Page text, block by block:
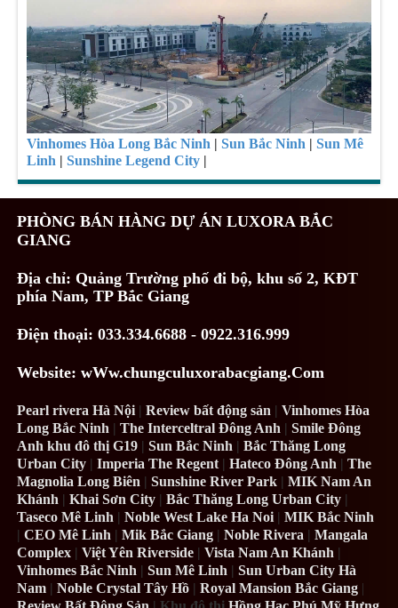
Vinhomes Hòa Long Bắc Ninh |Sun Bắc Ninh |Sun Mê
Linh |Sunshine Legend City |
PHÒNG BÁN HÀNG DỰ ÁN LUXORA BẮC
GIANG
Địa chỉ:Quảng Trường phố đi bộ, khu số 2, KĐT
phía Nam, TP Bắc Giang
Điện thoại: 033.334.6688 - 0922.316.999
Website: wWw.chungculuxorabacgiang.Com
Pearl rivera Hà Nội |Review bất động sản |Vinhomes Hòa
Long Bắc Ninh |The Interceltral Đông Anh |Smile Đông
Anh khu đô thị G19 |Sun Bắc Ninh |Bắc Thăng Long
Urban City |Imperia The Regent |Hateco Đông Anh |The
Magnolia Long Biên |Sunshine River Park |MIK Nam An
Khánh |Khai Sơn City |Bắc Thăng Long Urban City |
Taseco Mê Linh |Noble West Lake Ha Noi | MIK Bắc Ninh
|CEO Mê Linh |Mik Bắc Giang |Noble Rivera |Mangala
Complex |Việt Yên Riverside |Vista Nam An Khánh |
Vinhomes Bắc Ninh |Sun Mê Linh |Sun Urban City Hà
Nam | Noble Crystal Tây Hồ |Royal Mansion Bắc Giang |